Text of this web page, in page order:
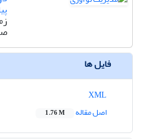
فایل ها
اصل مقاله
1.76 M